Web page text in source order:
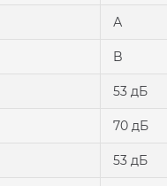
А
B
53 дБ
70 дБ
53 дБ